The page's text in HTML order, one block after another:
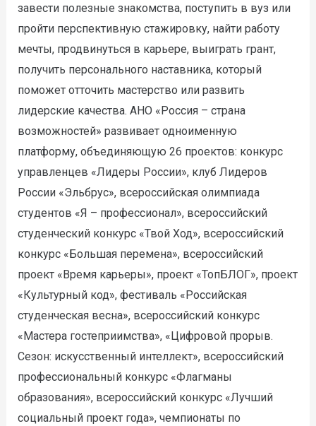
завести полезные знакомства, поступить в вуз или
пройти перспективную стажировку, найти работу
мечты, продвинуться в карьере, выиграть грант,
получить персонального наставника, который
поможет отточить мастерство или развить
лидерские качества. АНО «Россия – страна
возможностей» развивает одноименную
платформу, объединяющую 26 проектов: конкурс
управленцев «Лидеры России», клуб Лидеров
России «Эльбрус», всероссийская олимпиада
студентов «Я – профессионал», всероссийский
студенческий конкурс «Твой Ход», всероссийский
конкурс «Большая перемена», всероссийский
проект «Время карьеры», проект «ТопБЛОГ», проект
«Культурный код», фестиваль «Российская
студенческая весна», всероссийский конкурс
«Мастера гостеприимства», «Цифровой прорыв.
Сезон: искусственный интеллект», всероссийский
профессиональный конкурс «Флагманы
образования», всероссийский конкурс «Лучший
социальный проект года», чемпионаты по